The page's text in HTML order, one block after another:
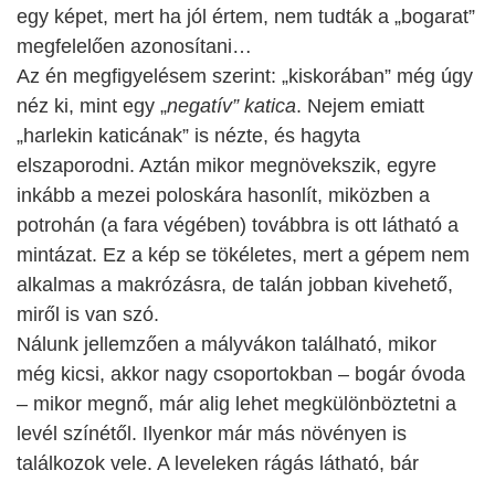
egy képet, mert ha jól értem, nem tudták a „bogarat”
megfelelően azonosítani…
Az én megfigyelésem szerint: „kiskorában” még úgy
néz ki, mint egy „negatív” katica. Nejem emiatt
„harlekin katicának” is nézte, és hagyta
elszaporodni. Aztán mikor megnövekszik, egyre
inkább a mezei poloskára hasonlít, miközben a
potrohán (a fara végében) továbbra is ott látható a
mintázat. Ez a kép se tökéletes, mert a gépem nem
alkalmas a makrózásra, de talán jobban kivehető,
miről is van szó.
Nálunk jellemzően a mályvákon található, mikor
még kicsi, akkor nagy csoportokban – bogár óvoda
– mikor megnő, már alig lehet megkülönböztetni a
levél színétől. Ilyenkor már más növényen is
találkozok vele. A leveleken rágás látható, bár